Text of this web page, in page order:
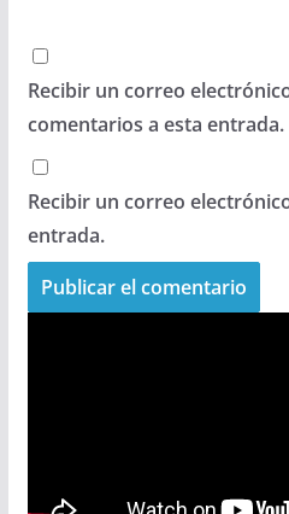
Recibir un correo
comentarios a esta entrada.
Recibir un correo
entrada.